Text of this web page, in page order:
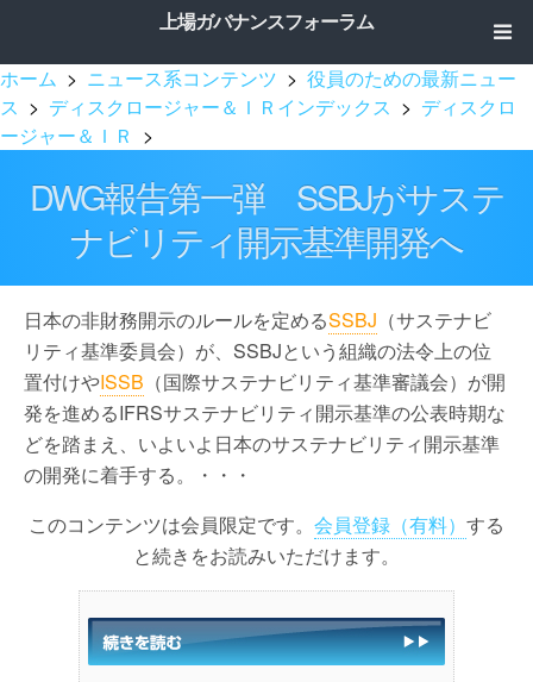
上場ガバナンスフォーラム
ホーム > ニュース系コンテンツ > 役員のための最新ニュー
ス > ディスクロージャー＆ＩＲインデックス > ディスクロ
ージャー＆ＩＲ >
DWG報告第一弾 SSBJがサステ
ナビリティ開示基準開発へ
日本の非財務開示のルールを定めるSSBJ （サステナビ
リティ基準委員会）が、SSBJという組織の法令上の位
置付けやISSB （国際サステナビリティ基準審議会）が開
発を進めるIFRSサステナビリティ開示基準の公表時期な
どを踏まえ、いよいよ日本のサステナビリティ開示基準
の開発に着手する。・・・
このコンテンツは会員限定です。 会員登録（有料） する
と続きをお読みいただけます。